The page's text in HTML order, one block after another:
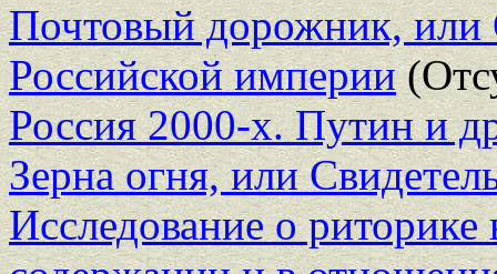
Почтовый дорожник, или
Российской империи
Россия 2000-х. Путин и
Зерна огня, или
Исследование о риторике